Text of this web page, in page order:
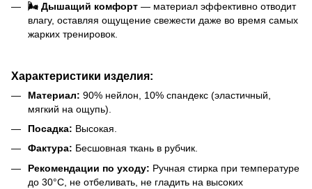
🌬️ Дышащий комфорт — материал эффективно отводит
влагу, оставляя ощущение свежести даже во время самых
жарких тренировок.
Характеристики изделия:
Материал: 90% нейлон, 10% спандекс (эластичный,
мягкий на ощупь).
Посадка: Высокая.
Фактура: Бесшовная ткань в рубчик.
Рекомендации по уходу: Ручная стирка при температуре
до 30°C, не отбеливать, не гладить на высоких